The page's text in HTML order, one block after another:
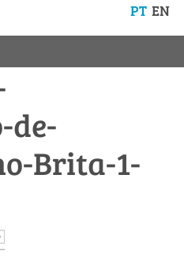
PT EN
de-
Brita-1-